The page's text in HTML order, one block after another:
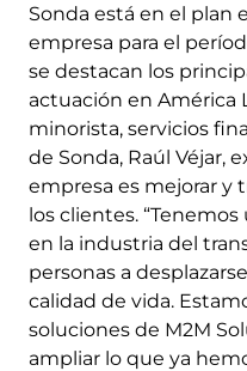
Sonda está en el plan
empresa para el
se destacan los
actuación en América
minorista, servicios
de Sonda, Raúl Véjar,
empresa es mejorar y
los clientes. “Tenemos
en la industria del
personas a
calidad de vida.
soluciones de M2M
ampliar lo que ya